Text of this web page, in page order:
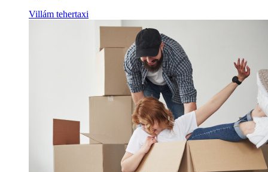
Villám tehertaxi